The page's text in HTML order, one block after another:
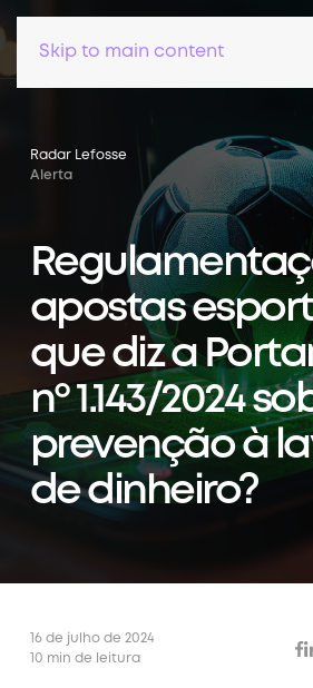
Skip to main content
Radar Lefosse
Alerta
apostas
que diz a
nº 1.143/2024
prevenção à
de dinheiro?
16 de julho de 2024
10 min de leitura